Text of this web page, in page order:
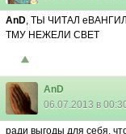
AnD, ТЫ ЧИТАЛ
ТМУ НЕЖЕЛИ СВЕТ
AnD
06.07.2013 в
ради выгоды для себя,